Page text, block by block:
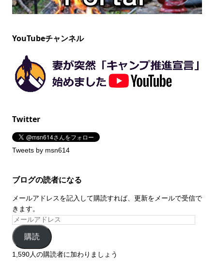
YouTubeチャンネル
Twitter
Tweets by msn614
ブログの読者になる
メールアドレスを記入して購読すれば、更新をメールで受信で
きます。
購読
1,590人の購読者に加わりましょう